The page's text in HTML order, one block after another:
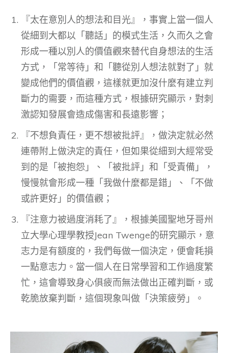
『太在意別人的想法和目光』，事實上當一個人
從細到大都以「聽話」的模式生活，久而久之會
形成一種以別人的價值觀來替代自身想法的生活
方式，「常等待」和「聽從別人想法就對了」就
變成他們的價值觀，這樣就更加沒什麼有建立判
斷力的需要，而這種方式，根據研究顯示，對刺
激認知發展會造成傷害和長遠影響；
『不想負責任，更不想被批評』，做決定就必然
連帶附上做決定的責任，但如果從細到大經常受
到的是「被抱怨」、「被批評」和「受責備」，
慢慢就會形成一種「我做什麼都是錯」、「不做
或許更好」的價值觀；
『注意力被過度消耗了』，根據美國聖地牙哥州
立大學心理學教授Jean Twenge的研究顯示，意
志力是有額度的，我們每做一個決定，便會耗損
一點意志力。當一個人在日常學習和工作過度繁
忙，這會導致身心俱疲而無法做出正確判斷，或
乾脆放棄判斷，這個現象叫做「決策疲勞」。